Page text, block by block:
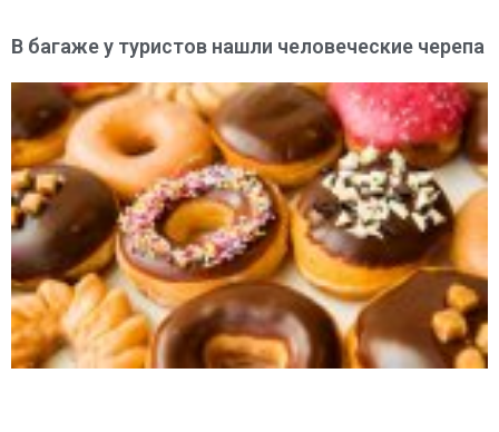
В багаже у туристов нашли человеческие черепа